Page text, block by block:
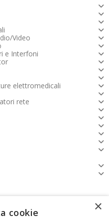
Video
e Interfoni
elettromedicali
rete
×
cookie